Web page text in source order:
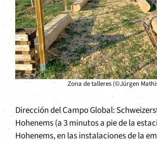
Zona de talleres (©Jürgen
Dirección del Campo Global:
Hohenems (a 3 minutos a pie de la
Hohenems, en las instalaciones de la